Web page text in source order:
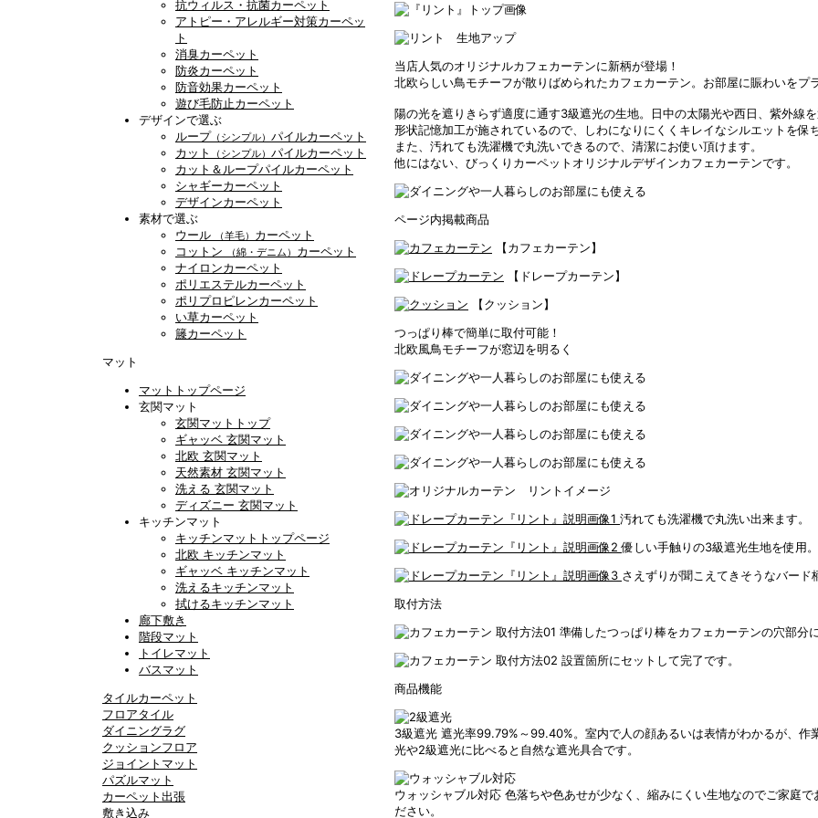
抗ウィルス・抗菌カーペット
アトピー・アレルギー対策カーペッ
ト
消臭カーペット
防炎カーペット
防音効果カーペット
遊び毛防止カーペット
デザインで選ぶ
ループ （シンプル） パイルカーペット
カット
（シンプル） パイルカーペット
カット＆ループパイルカーペット
シャギーカーペット
デザインカーペット
素材で選ぶ
ウール
（羊毛） カーペット
コットン
（綿・デニム） カーペット
ナイロンカーペット
ポリエステルカーペット
ポリプロピレンカーペット
い草カーペット
籐カーペット
マット
マットトップページ
玄関マット
玄関マットトップ
ギャッベ 玄関マット
北欧 玄関マット
天然素材 玄関マット
洗える 玄関マット
ディズニー 玄関マット
キッチンマット
キッチンマットトップページ
北欧 キッチンマット
ギャッベ キッチンマット
洗えるキッチンマット
拭けるキッチンマット
廊下敷き
階段マット
トイレマット
バスマット
タイルカーペット
フロアタイル
ダイニングラグ
クッションフロア
ジョイントマット
パズルマット
カーペット出張
敷き込み
当店人気のオリジナルカフェカーテンに新柄が登場！
北欧らしい鳥モチーフが散りばめられたカフェカーテン。お部屋に賑わいをプ
陽の光を遮りきらず適度に通す3級遮光の生地。日中の太陽光や西日、紫外線を
形状記憶加工が施されているので、しわになりにくくキレイなシルエットを保ち
また、汚れても洗濯機で丸洗いできるので、清潔にお使い頂けます。
他にはない、びっくりカーペットオリジナルデザインカフェカーテンです。
ページ内掲載商品
【カフェカーテン】
【ドレープカーテン】
【クッション】
つっぱり棒で簡単に取付可能！
北欧風鳥モチーフが窓辺を明るく
汚れても洗濯機で丸洗い出来ます。
優しい手触りの3級遮光生地を使用。
さえずりが聞こえてきそうなバード
取付方法
準備したつっぱり棒をカフェカーテンの穴部分
設置箇所にセットして完了です。
商品機能
3級遮光 遮光率99.79%～99.40%。室内で人の顔あるいは表情がわかるが、作
光や2級遮光に比べると自然な遮光具合です。
ウォッシャブル対応 色落ちや色あせが少なく、縮みにくい生地なのでご家庭
ださい。